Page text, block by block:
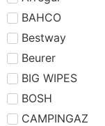
BAHCO
Bestway
Beurer
BIG WIPES
BOSH
CAMPINGAZ